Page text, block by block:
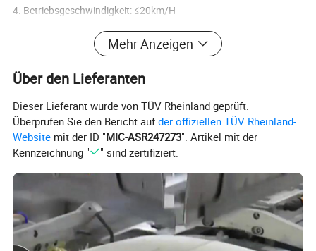
4. Betriebsgeschwindigkeit: ≤20km/H
6. Steigwinkel: 30 Grad
8. Fahrmodus: Differential-Allradantrieb
9. Batteriekapazität: 48v85ah Lithium-Batterie
10. Arbeitsleistung: 1000W * 4
11. Schutzstufe: IP54
12. Kontrollmethode: Drahtlose Fernbedienung
14. Lenkung: Vierrad-Differentiallenkung
Detaillierte Fotos
Mehr Anzeigen
Über den Lieferanten
Dieser Lieferant wurde von TÜV Rheinland geprüft.
Überprüfen Sie den Bericht aufder offiziellen TÜV Rheinland-
Website mit der ID "MIC-ASR247273". Artikel mit der
Kennzeichnung "
" sind zertifiziert.